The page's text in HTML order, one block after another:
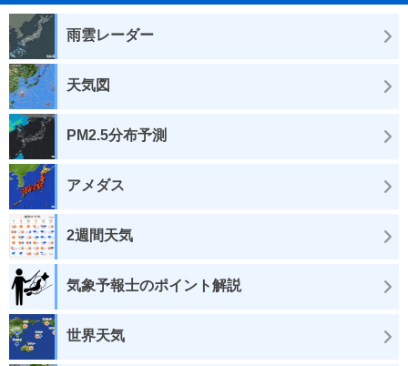
雨雲レーダー
天気図
PM2.5分布予測
アメダス
2週間天気
気象予報士のポイント解説
世界天気